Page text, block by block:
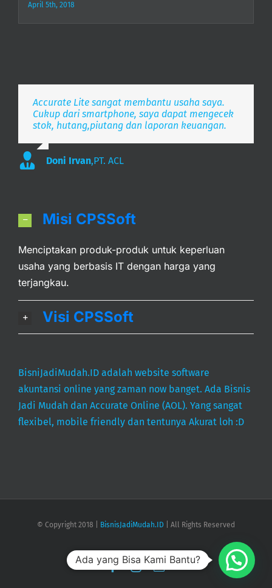
April 5th, 2018
Accurate Lite sangat membantu usaha saya.
Cukup dari smartphone, saya dapat mengecek
stok, hutang,piutang dan laporan keuangan.
Doni Irvan,PT. ACL
Aplikasi pembukuan Zaman Now, i’m Happy.
Simpel, Mobile Friendly, Realtime.
Misi CPSSoft
Menciptakan produk-produk untuk keperluan
usaha yang berbasis IT dengan harga yang
terjangkau.
Visi CPSSoft
BisniJadiMudah.ID adalah website software
akuntansi online yang zaman now banget. Ada Bisnis
Jadi Mudah dan Accurate Online (AOL). Yang sangat
flexibel, mobile friendly dan tentunya Akurat loh :D
© Copyright 2018 | BisnisJadiMudah.ID | All Rights Reserved
FacebookInstagram
Email
Ada yang Bisa Kami Bantu?